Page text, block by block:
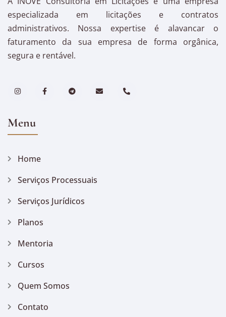
especializada em licitações e contratos
administrativos. Nossa expertise é alavancar o
faturamento da sua empresa de forma orgânica,
segura e rentável.
Menu
Home
Serviços Processuais
Serviços Jurídicos
Planos
Mentoria
Cursos
Quem Somos
Contato